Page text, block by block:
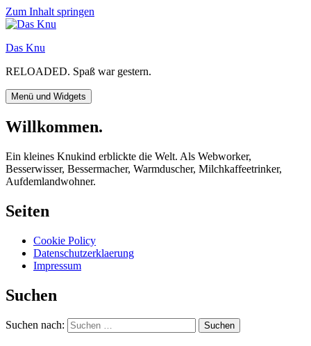
Zum Inhalt springen
Das Knu
RELOADED. Spaß war gestern.
Menü und Widgets
Willkommen.
Ein kleines Knukind erblickte die Welt. Als Webworker,
Besserwisser, Bessermacher, Warmduscher, Milchkaffeetrinker,
Aufdemlandwohner.
Seiten
Cookie Policy
Datenschutzerklaerung
Impressum
Suchen
Suchen nach: